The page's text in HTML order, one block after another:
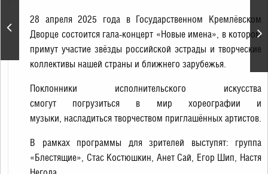
«Маска» 6 сезон
28 апреля 2025 года в Государственном Кремлёвском
Дворце состоится гала-концерт «Новые имена», в котором
примут участие звёзды российской эстрады и творческие
коллективы нашей страны и ближнего зарубежья.
Поклонники исполнительского искусства
смогут погрузиться в мир хореографии и
музыки, насладиться творчеством приглашённых артистов.
В рамках программы для зрителей выступят: группа
«Блестящие», Стас Костюшкин, Анет Сай, Егор Шип, Настя